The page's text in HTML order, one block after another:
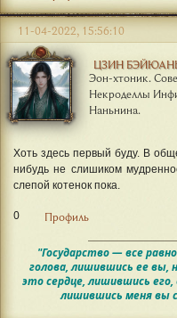
ЦЗИН
Эон-хтоник.
Некроделлы
Наньнина.
11-04-2022, 15:56:10
Хоть здесь первый буду. В
нибудь не слишиком
слепой котенок пока.
0 Профиль
"Государство — все
голова, лишившись ее
это сердце, лишившись
лишившись меня вы